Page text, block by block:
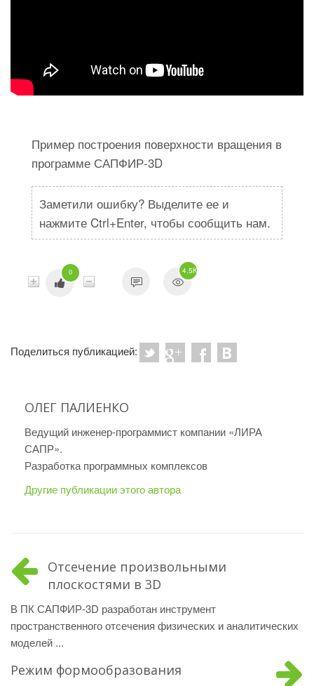
Пример построения поверхности вращения в
программе САПФИР-3D
Заметили ошибку? Выделите ее и
нажмите Ctrl+Enter, чтобы сообщить нам.
0 4.5K
Поделиться публикацией:
ОЛЕГ ПАЛИЕНКО
Ведущий инженер-программист компании «ЛИРА
САПР».
Разработка программных комплексов
Другие публикации этого автора
Отсечение произвольными
плоскостями в 3D
В ПК САПФИР-3D разработан инструмент
пространственного отсечения физических и аналитических
моделей ...
Режим формообразования